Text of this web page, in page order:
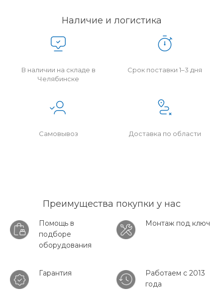
Наличие и логистика
В наличии на складе в
Челябинске
Срок поставки 1–3 дня
Самовывоз Доставка по области
Преимущества покупки у нас
Помощь в
подборе
оборудования
Монтаж под ключ
Гарантия
Работаем с 2013
года